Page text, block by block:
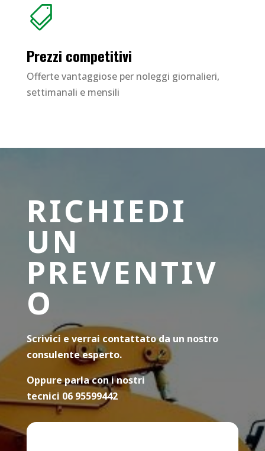

Prezzi competitivi
Offerte vantaggiose per noleggi giornalieri,
settimanali e mensili
RICHIEDI
UN
PREVENTIV
O
Scrivici e verrai contattato da un nostro
consulente esperto.
Oppure parla con i nostri
tecnici 06 95599442